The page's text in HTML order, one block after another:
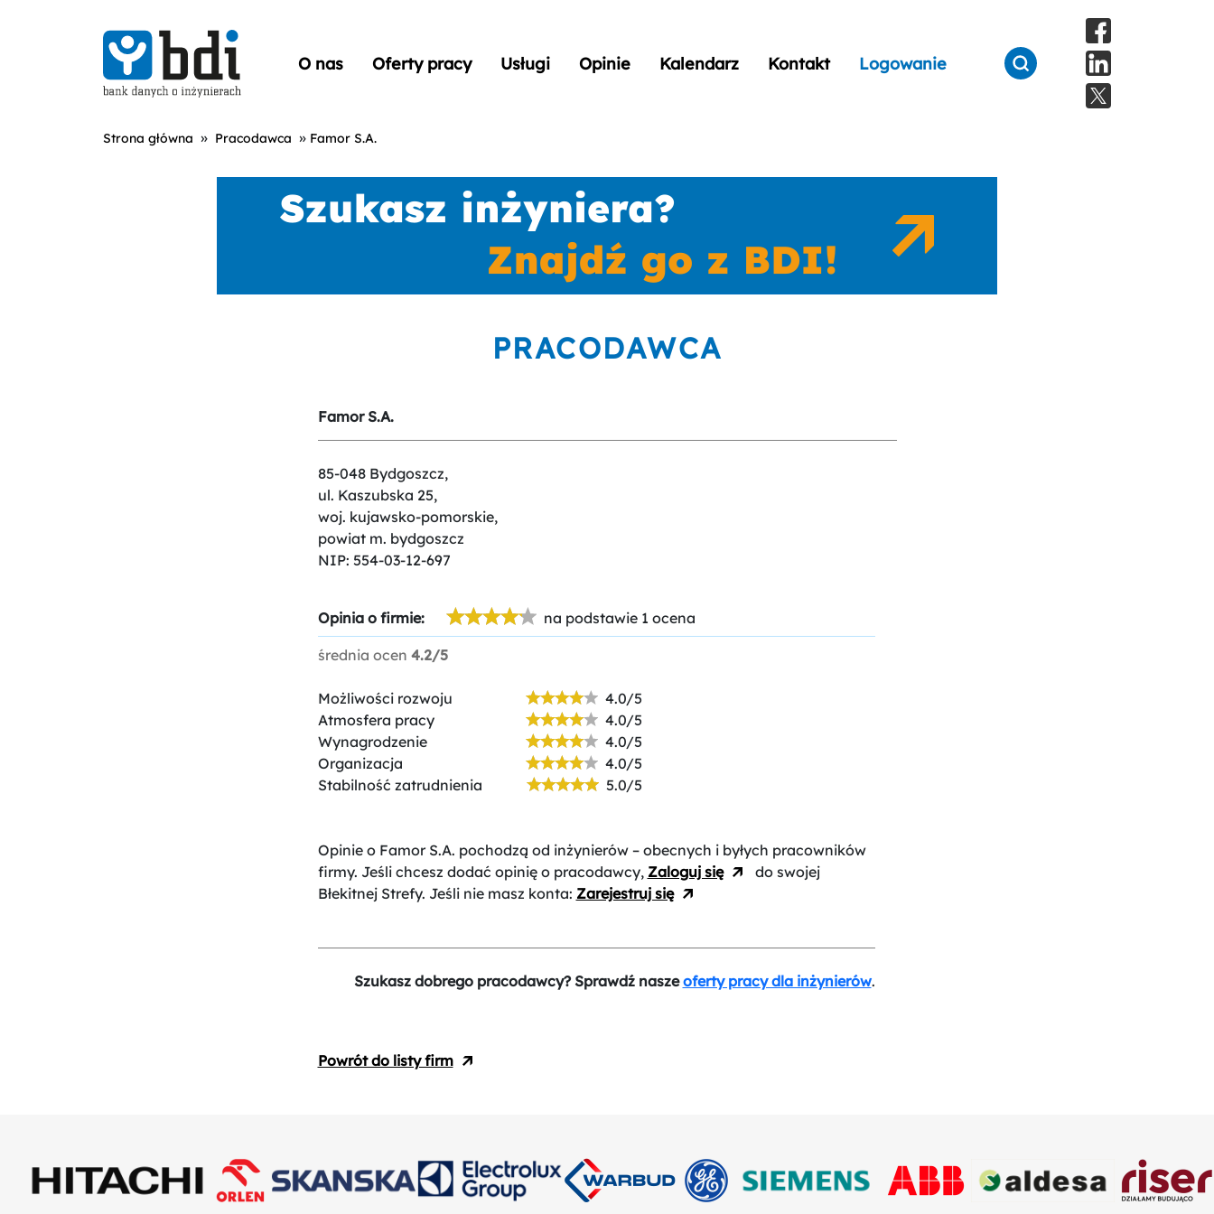
O nas Oferty pracy Usługi Opinie Kalendarz Kontakt Logowanie
Strona główna » Pracodawca » Famor S.A.
PRACODAWCA
Famor S.A.
85-048 Bydgoszcz,
ul. Kaszubska 25,
woj. kujawsko-pomorskie,
powiat m. bydgoszcz
NIP: 554-03-12-697
Opinia o firmie: na podstawie 1 ocena
średnia ocen 4.2/5
Możliwości rozwoju
4.0/5
Atmosfera pracy
4.0/5
Wynagrodzenie
4.0/5
Organizacja
4.0/5
Stabilność zatrudnienia
5.0/5
Opinie o Famor S.A. pochodzą od inżynierów – obecnych i byłych pracowników
firmy. Jeśli chcesz dodać opinię o pracodawcy, Zaloguj się
do swojej
Błekitnej Strefy. Jeśli nie masz konta: Zarejestruj się
Szukasz dobrego pracodawcy? Sprawdź naszeoferty pracy dla inżynierów.
Powrót do listy firm